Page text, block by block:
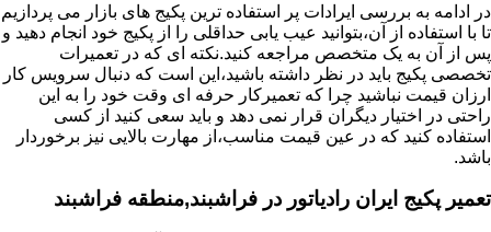
در ادامه به بررسی ایرادات پر استفاده ترین پکیج های بازار می پردازیم
تا با استفاده از آن،بتوانید عیب یابی حداقلی را از پکیج خود انجام دهید و
پس از آن به یک متخصص مراجعه کنید.نکته ای که در تعمیرات
تخصصی پکیج باید در نظر داشته باشید،این است که دنبال سرویس کار
ارزان قیمت نباشید چرا که تعمیرکار حرفه ای وقت خود را به این
راحتی در اختیار دیگران قرار نمی دهد و باید سعی کنید از کسی
استفاده کنید که در عین قیمت مناسب،از مهارت بالایی نیز برخوردار
باشد.
تعمیر پکیج ایران رادیاتور در فراشبند,منطقه فراشبند